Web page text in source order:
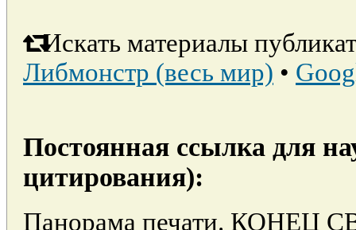
Искать материалы
Либмонстр (весь мир) •
Постоянная ссылка для
цитирования):
Панорама печати. КОНЕЦ